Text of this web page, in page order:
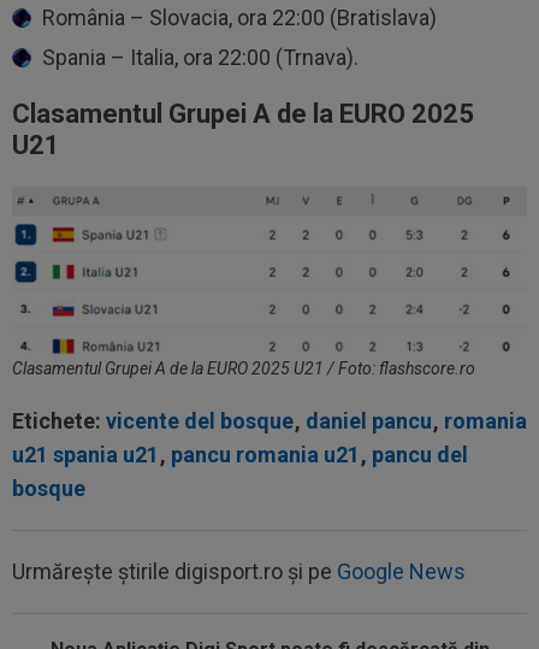
România – Slovacia, ora 22:00 (Bratislava)
Spania – Italia, ora 22:00 (Trnava).
Clasamentul Grupei A de la EURO 2025
U21
Clasamentul Grupei A de la EURO 2025 U21 / Foto: flashscore.ro
Etichete: vicente del bosque, daniel pancu, romania
u21 spania u21 , pancu romania u21 , pancu del
bosque
Urmărește știrile digisport.ro și pe Google News